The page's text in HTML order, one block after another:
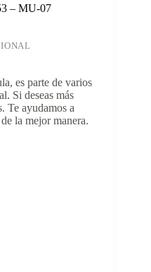
– MU-07
es parte de varios
Si deseas más
Te ayudamos a
la mejor manera.